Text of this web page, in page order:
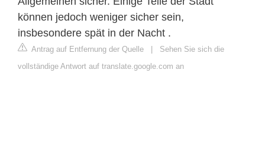
können jedoch weniger sicher sein,
insbesondere spät in der Nacht .
Antrag auf Entfernung der Quelle | Sehen Sie sich die
vollständige Antwort auf translate.google.com an